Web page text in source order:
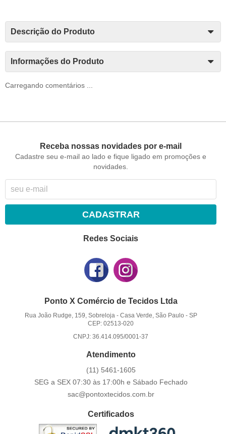
Descrição do Produto
Informações do Produto
Carregando comentários ...
Receba nossas novidades por e-mail
Cadastre seu e-mail ao lado e fique ligado em promoções e
novidades.
CADASTRAR
Redes Sociais
Ponto X Comércio de Tecidos Ltda
Rua João Rudge, 159, Sobreloja- Casa Verde, São Paulo - SP
CEP: 02513-020
CNPJ: 36.414.095/0001-37
Atendimento
(11) 5461-1605
SEG a SEX 07:30 às 17:00h e Sábado Fechado
sac@pontoxtecidos.com.br
Certificados